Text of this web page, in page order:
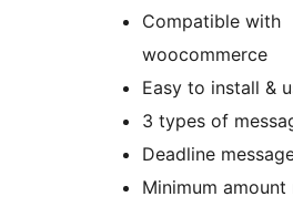
Compatible with
woocommerce
Easy to install &
3 types of
Deadline
Minimum amount